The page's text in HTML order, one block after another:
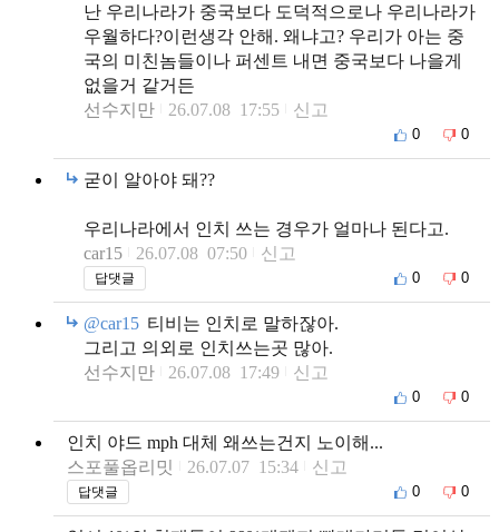
난 우리나라가 중국보다 도덕적으로나 우리나라가
우월하다?이런생각 안해. 왜냐고? 우리가 아는 중
국의 미친놈들이나 퍼센트 내면 중국보다 나을게
없을거 같거든
선수지만
26.07.08 17:55 신고
0 0
굳이 알아야 돼??
우리나라에서 인치 쓰는 경우가 얼마나 된다고.
car15
26.07.08 07:50 신고
답댓글 0 0
@car15 티비는 인치로 말하잖아.
그리고 의외로 인치쓰는곳 많아.
선수지만
26.07.08 17:49 신고
0 0
인치 야드 mph 대체 왜쓰는건지 노이해...
스포풀옵리밋
26.07.07 15:34 신고
답댓글 0 0